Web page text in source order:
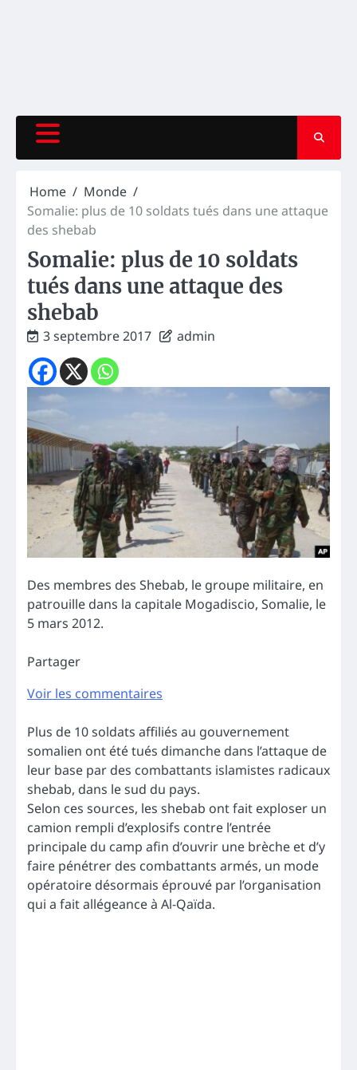
Home
Monde
Somalie: plus de 10 soldats tués dans une attaque
des shebab
Somalie: plus de 10 soldats
tués dans une attaque des
shebab
3 septembre 2017 admin
Des membres des Shebab, le groupe militaire, en
patrouille dans la capitale Mogadiscio, Somalie, le
5 mars 2012.
Partager
Voir les commentaires
Plus de 10 soldats affiliés au gouvernement
somalien ont été tués dimanche dans l’attaque de
leur base par des combattants islamistes radicaux
shebab, dans le sud du pays.
Selon ces sources, les shebab ont fait exploser un
camion rempli d’explosifs contre l’entrée
principale du camp afin d’ouvrir une brèche et d’y
faire pénétrer des combattants armés, un mode
opératoire désormais éprouvé par l’organisation
qui a fait allégeance à Al-Qaïda.